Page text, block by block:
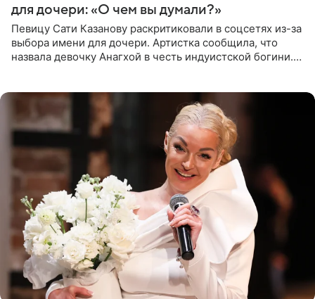
для дочери: «О чем вы думали?»
Певицу Сати Казанову раскритиковали в соцсетях из-за
выбора имени для дочери. Артистка сообщила, что
назвала девочку Анагхой в честь индуистской богини.